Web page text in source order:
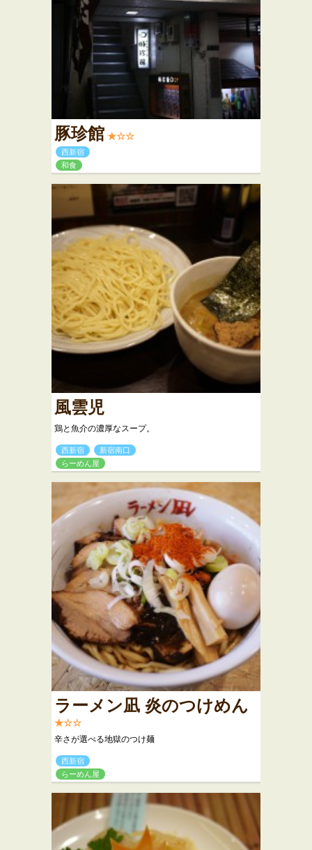
豚珍館 ★☆☆
西新宿
和食
風雲児
鶏と魚介の濃厚なスープ。
西新宿
新宿南口
らーめん屋
ラーメン凪 炎のつけめん
★☆☆
辛さが選べる地獄のつけ麺
西新宿
らーめん屋